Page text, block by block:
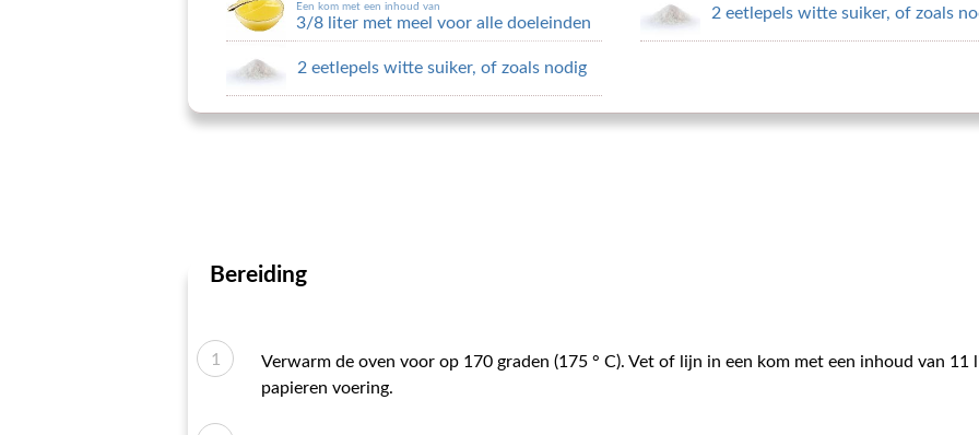
Een kom met een inhoud van
3/8 liter met meel voor alle doeleinden
2 eetlepels witte suiker, of zoals nodig
2 eetlepels witte suiker, of zoals
Bereiding
Verwarm de oven voor op 170 graden (175 ° C). Vet of lijn in een kom met een inhoud van
papieren voering.